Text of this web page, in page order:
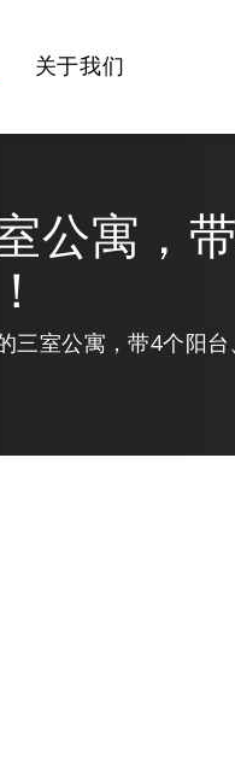
关于我们
公寓，
三室公寓，带4个阳